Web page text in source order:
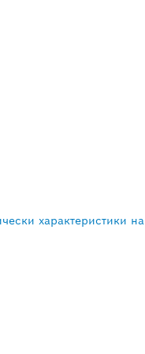
характеристики